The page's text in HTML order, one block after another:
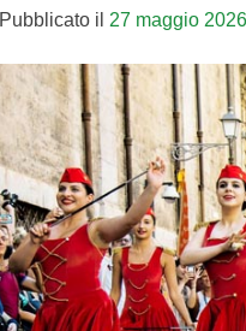
Pubblicato il 27 maggio 2026